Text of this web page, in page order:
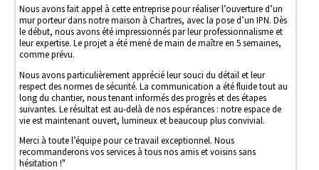
Nous avons fait appel à cette entreprise pour réaliser l’ouverture d’un
mur porteur dans notre maison à Chartres, avec la pose d’un IPN. Dès
le début, nous avons été impressionnés par leur professionnalisme et
leur expertise. Le projet a été mené de main de maître en 5 semaines,
comme prévu.
Nous avons particulièrement apprécié leur souci du détail et leur
respect des normes de sécurité. La communication a été fluide tout au
long du chantier, nous tenant informés des progrès et des étapes
suivantes. Le résultat est au-delà de nos espérances : notre espace de
vie est maintenant ouvert, lumineux et beaucoup plus convivial.
Merci à toute l’équipe pour ce travail exceptionnel. Nous
recommanderons vos services à tous nos amis et voisins sans
hésitation !"